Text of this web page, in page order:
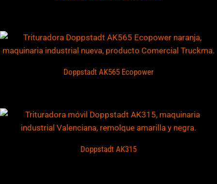
Doppstadt AK565 Ecopower
Doppstadt AK315